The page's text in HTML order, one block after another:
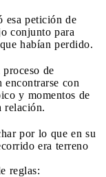
esa petición de
conjunto para
habían perdido.
de
encontrarse con
y momentos de
relación.
por lo que en su
era terreno
reglas: